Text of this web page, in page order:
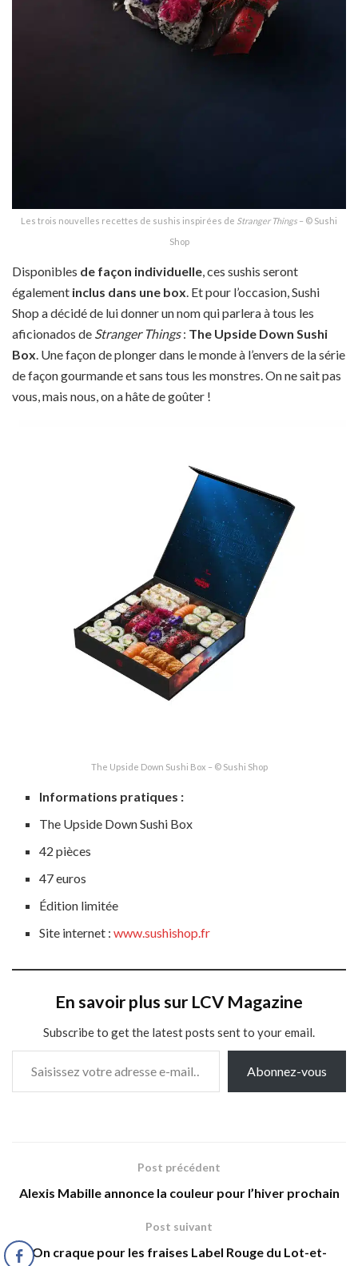
Les trois nouvelles recettes de sushis inspirées de Stranger Things – © Sushi
Shop
Disponibles de façon individuelle, ces sushis seront
également inclus dans une box. Et pour l’occasion, Sushi
Shop a décidé de lui donner un nom qui parlera à tous les
aficionados de Stranger Things: The Upside Down Sushi
Box. Une façon de plonger dans le monde à l’envers de la série
de façon gourmande et sans tous les monstres. On ne sait pas
vous, mais nous, on a hâte de goûter !
The Upside Down Sushi Box – © Sushi Shop
Informations pratiques :
The Upside Down Sushi Box
42 pièces
47 euros
Édition limitée
Site internet :www.sushishop.fr
En savoir plus sur LCV Magazine
Subscribe to get the latest posts sent to your email.
Saisissez votre adresse e-mail…
Abonnez-vous
Post précédent
Alexis Mabille annonce la couleur pour l’hiver prochain
Post suivant
On craque pour les fraises Label Rouge du Lot-et-